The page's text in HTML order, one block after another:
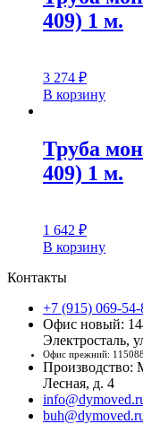
409) 1 м.
3 274 ₽
В корзину
Труба
409) 1 м.
1 642 ₽
В корзину
Контакты
+7 (915) 069-54-
Офис новый:
Электросталь,
Офис прежний:
Производство:
Лесная, д. 4